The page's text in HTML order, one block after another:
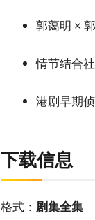
郭蔼明 ×
情节结合
港剧早期
下载信息
格式： 剧集全集